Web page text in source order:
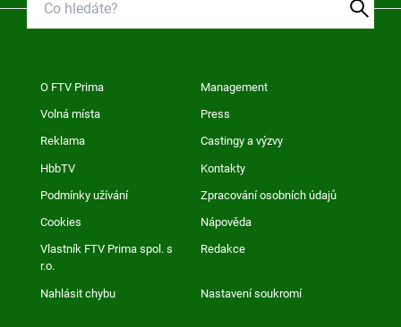
O FTV Prima Management
Volná místa Press
Reklama Castingy a výzvy
HbbTV Kontakty
Podmínky užívání Zpracování osobních údajů
Cookies Nápověda
Vlastník FTV Prima spol. s
r.o.
Redakce
Nahlásit chybu Nastavení soukromí